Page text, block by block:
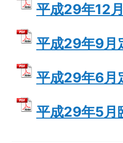
平成29年12
平成29年9月
平成29年6月
平成29年5月